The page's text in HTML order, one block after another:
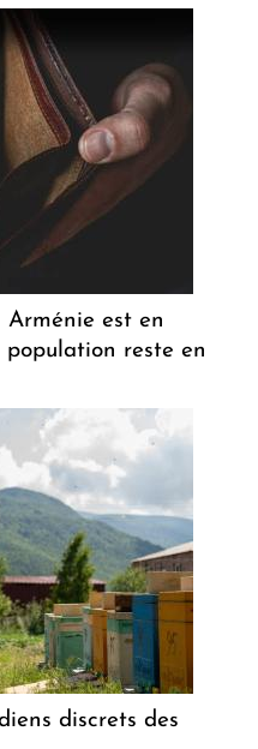
est en
population reste en
discrets des